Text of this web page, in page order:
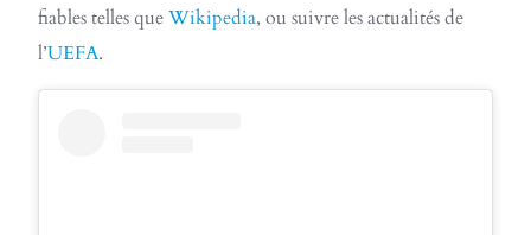
fiables telles queWikipedia, ou suivre les actualités de
l’UEFA.